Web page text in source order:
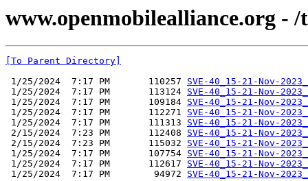
www.openmobilealliance.org - /
[To Parent Directory]
1/25/2024  7:17 PM       110257 SVE-40_15-21-Nov-
1/25/2024  7:17 PM       113124 SVE-40_15-21-Nov-
1/25/2024  7:17 PM       109184 SVE-40_15-21-Nov-
1/25/2024  7:17 PM       112271 SVE-40_15-21-Nov-
1/25/2024  7:17 PM       111313 SVE-40_15-21-Nov-
2/15/2024  7:23 PM       112408 SVE-40_15-21-Nov-
2/15/2024  7:23 PM       115032 SVE-40_15-21-Nov-
1/25/2024  7:17 PM       107754 SVE-40_15-21-Nov-
1/25/2024  7:17 PM       112617 SVE-40_15-21-Nov-
1/25/2024  7:17 PM        94972 SVE-40_15-21-Nov-